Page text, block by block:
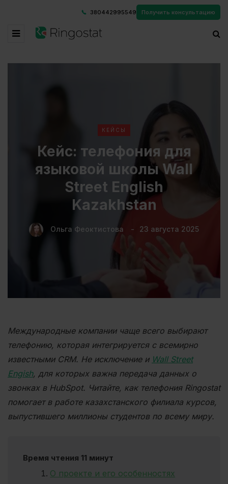
380442995549 Получить консультацию
КЕЙСЫ
Кейс: телефония для
языковой школы Wall
Street English
Kazakhstan
Ольга Феоктистова 23 августа 2025
Международные компании чаще всего выбирают
телефонию, которая интегрируется с всемирно
известными CRM. Не исключение и Wall Street
Engish, для которых важна передача данных о
звонках в HubSpot. Читайте, как телефония Ringostat
помогает в работе казахстанского филиала курсов,
выпустившего миллионы студентов по всему миру.
Время чтения 11 минут
О проекте и его особенностях